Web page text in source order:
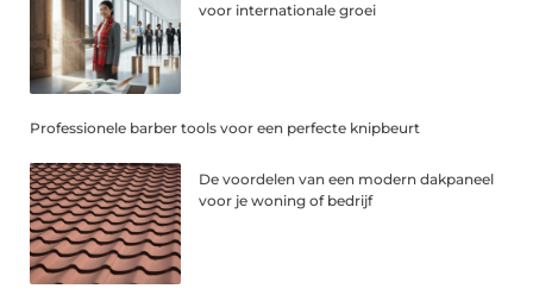
voor internationale groei
Professionele barber tools voor een perfecte knipbeurt
De voordelen van een modern dakpaneel
voor je woning of bedrijf